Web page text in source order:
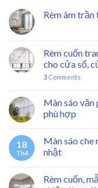
Rèm âm
Rèm cuốn
cho cửa sổ,
3 Comments
Màn sáo văn
phù hợp
18
Th4
Màn sáo che
nhật
Rèm cuốn,